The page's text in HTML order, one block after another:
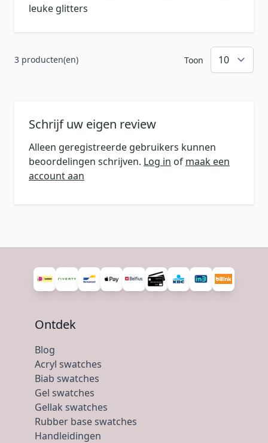
leuke glitters
3 producten(en) Toon
Schrijf uw eigen review
Alleen geregistreerde gebruikers kunnen
beoordelingen schrijven. Log in of maak een
account aan
Ontdek
Blog
Acryl swatches
Biab swatches
Gel swatches
Gellak swatches
Rubber base swatches
Handleidingen